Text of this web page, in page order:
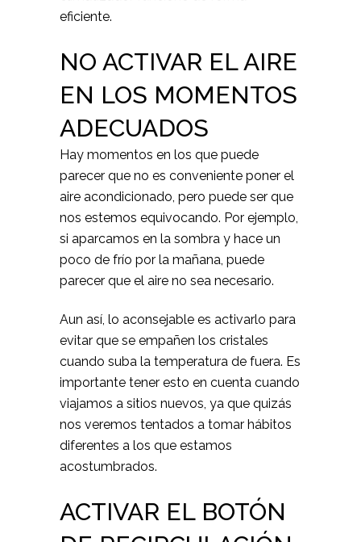
eficiente.
NO ACTIVAR EL AIRE
EN LOS MOMENTOS
ADECUADOS
Hay momentos en los que puede
parecer que no es conveniente poner el
aire acondicionado, pero puede ser que
nos estemos equivocando. Por ejemplo,
si aparcamos en la sombra y hace un
poco de frío por la mañana, puede
parecer que el aire no sea necesario.
Aun así, lo aconsejable es activarlo para
evitar que se empañen los cristales
cuando suba la temperatura de fuera. Es
importante tener esto en cuenta cuando
viajamos a sitios nuevos, ya que quizás
nos veremos tentados a tomar hábitos
diferentes a los que estamos
acostumbrados.
ACTIVAR EL BOTÓN